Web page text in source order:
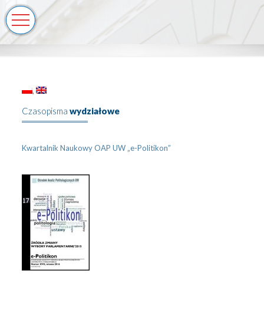
Czasopismawydziałowe
Kwartalnik Naukowy OAP UW „e-Politikon”